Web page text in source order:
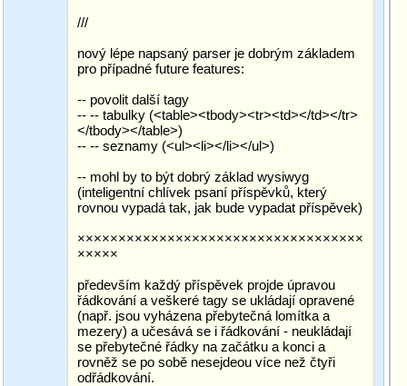
///
nový lépe napsaný parser je dobrým základem
pro případné future features:
-- povolit další tagy
-- -- tabulky (<table><tbody><tr><td></td></tr>
</tbody></table>)
-- -- seznamy (<ul><li></li></ul>)
-- mohl by to být dobrý základ wysiwyg
(inteligentní chlívek psaní příspěvků, který
rovnou vypadá tak, jak bude vypadat příspěvek)
×××××××××××××××××××××××××××××××××××
×××××
především každý příspěvek projde úpravou
řádkování a veškeré tagy se ukládají opravené
(např. jsou vyházena přebytečná lomítka a
mezery) a učesává se i řádkování - neukládají
se přebytečné řádky na začátku a konci a
rovněž se po sobě nesejdeou více než čtyři
odřádkování.